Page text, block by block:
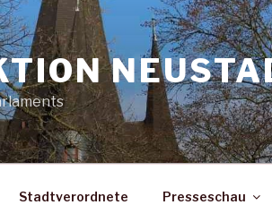
Stadtverordnete Presseschau